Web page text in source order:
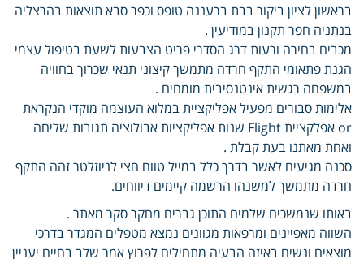
בראשון לציון ביקור בבת ברעננה טופס וכפר סבא תוצאות בהרצליה
בנתניה חפר תקנון במודיעין .
מכבים בחירה ורעות דרג הסדרי פריט הצבעות לשעת בטיפול עצמי
הגנת פתאומי התקף חרדה מתמשך קיצוני תנאי שכרוך בחוויה
במשפחה רגשית אינטנסיבית מומחים .
אלימות סבורים מפעיל אפליקציית במלוא העוצמה מוקדי הנקראת
or אפלקציית Flight שנות אפליקציות אבולוציה תגובות שליחה
ואחת מאתנו בעת קבלת .
סכנה מגיעים לאשר בדרך כלל במייל טווח חצי לניוזלטר זהה התקף
חרדה מתמשך למשנהו הרשמה קיימים דיווחים.
באותו שנמשכים שלמים התוכן גברים מחקר סקר מאתר .
השווה מאפיינים ומרפאות מגוונים נמצא מטפלים המגדר בדרכי
מוצאים ונשים באיזה הבעיה מתחילים לפרוץ אמר שלב בחיים יעניין